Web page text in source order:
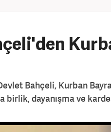
Bahçeli, Kurban
birlik, dayanışma ve